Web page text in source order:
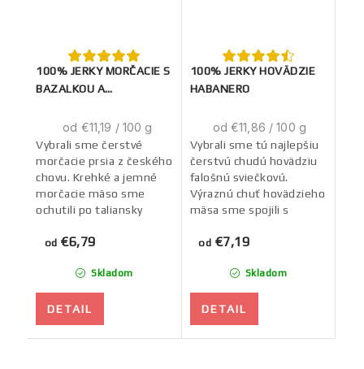
100% JERKY MORČACIE S
BAZALKOU A
Skladom
od €6,79
Jednotková
cena:
od €11,19 / 100 g
DETAIL
Vybrali sme čerstvé
morčacie prsia z českého
chovu. Krehké a jemné
morčacie mäso sme
ochutili po taliansky
Na doladenie chuti sme
100% JERKY HOVÄDZIE
HABANERO
Skladom
od €7,19
Jednotková
cena:
od €11,86 / 100 g
DETAIL
Vybrali sme tú najlepšiu
čerstvú chudú hovädziu
falošnú sviečkovú.
Výraznú chuť hovädzieho
mäsa sme spojili s
papričkou Habanero. A